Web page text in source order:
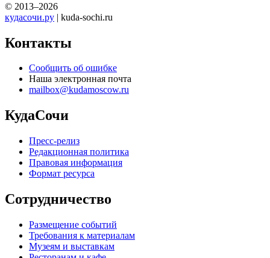
© 2013–2026
кудасочи.ру | kuda-sochi.ru
Контакты
Сообщить об ошибке
Наша электронная почта
mailbox@kudamoscow.ru
КудаСочи
Пресс-релиз
Редакционная политика
Правовая информация
Формат ресурса
Сотрудничество
Размещение событий
Требования к материалам
Музеям и выставкам